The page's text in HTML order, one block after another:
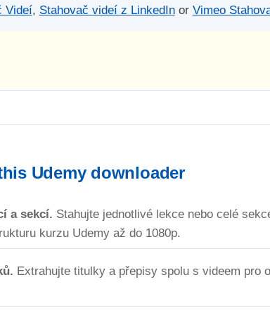
Videí, Stahovač videí z LinkedInor Vimeo
Udemy downloader
a sekcí. Stahujte jednotlivé lekce nebo celé
kurzu Udemy až do 1080p.
Extrahujte titulky a přepisy spolu s videem pro